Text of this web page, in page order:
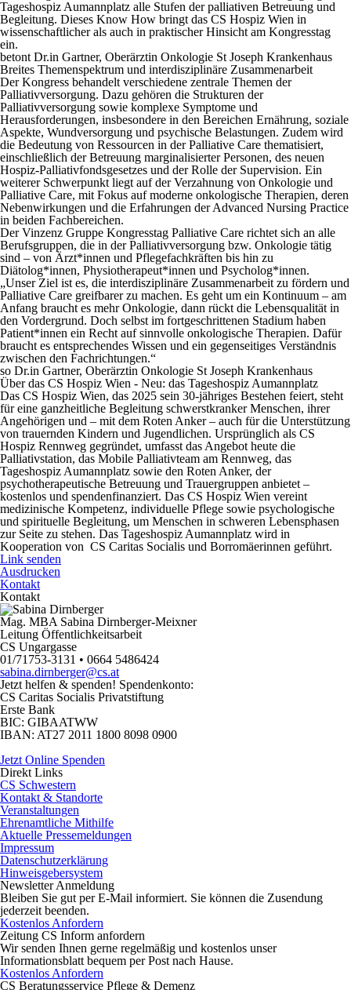
Tageshospiz Aumannplatz alle Stufen der palliativen Betreuung und
Begleitung. Dieses Know How bringt das CS Hospiz Wien in
wissenschaftlicher als auch in praktischer Hinsicht am Kongresstag
ein.
betont Dr.in Gartner, Oberärztin Onkologie St Joseph Krankenhaus
Breites Themenspektrum und interdisziplinäre Zusammenarbeit
Der Kongress behandelt verschiedene zentrale Themen der
Palliativversorgung. Dazu gehören die Strukturen der
Palliativversorgung sowie komplexe Symptome und
Herausforderungen, insbesondere in den Bereichen Ernährung, soziale
Aspekte, Wundversorgung und psychische Belastungen. Zudem wird
die Bedeutung von Ressourcen in der Palliative Care thematisiert,
einschließlich der Betreuung marginalisierter Personen, des neuen
Hospiz-Palliativfondsgesetzes und der Rolle der Supervision. Ein
weiterer Schwerpunkt liegt auf der Verzahnung von Onkologie und
Palliative Care, mit Fokus auf moderne onkologische Therapien, deren
Nebenwirkungen und die Erfahrungen der Advanced Nursing Practice
in beiden Fachbereichen.
Der Vinzenz Gruppe Kongresstag Palliative Care richtet sich an alle
Berufsgruppen, die in der Palliativversorgung bzw. Onkologie tätig
sind – von Ärzt*innen und Pflegefachkräften bis hin zu
Diätolog*innen, Physiotherapeut*innen und Psycholog*innen.
„Unser Ziel ist es, die interdisziplinäre Zusammenarbeit zu fördern und
Palliative Care greifbarer zu machen. Es geht um ein Kontinuum – am
Anfang braucht es mehr Onkologie, dann rückt die Lebensqualität in
den Vordergrund. Doch selbst im fortgeschrittenen Stadium haben
Patient*innen ein Recht auf sinnvolle onkologische Therapien. Dafür
braucht es entsprechendes Wissen und ein gegenseitiges Verständnis
zwischen den Fachrichtungen.“
so Dr.in Gartner, Oberärztin Onkologie St Joseph Krankenhaus
Über das CS Hospiz Wien - Neu: das Tageshospiz Aumannplatz
Das CS Hospiz Wien, das 2025 sein 30-jähriges Bestehen feiert, steht
für eine ganzheitliche Begleitung schwerstkranker Menschen, ihrer
Angehörigen und – mit dem Roten Anker – auch für die Unterstützung
von trauernden Kindern und Jugendlichen. Ursprünglich als CS
Hospiz Rennweg gegründet, umfasst das Angebot heute die
Palliativstation, das Mobile Palliativteam am Rennweg, das
Tageshospiz Aumannplatz sowie den Roten Anker, der
psychotherapeutische Betreuung und Trauergruppen anbietet –
kostenlos und spendenfinanziert. Das CS Hospiz Wien vereint
medizinische Kompetenz, individuelle Pflege sowie psychologische
und spirituelle Begleitung, um Menschen in schweren Lebensphasen
zur Seite zu stehen. Das Tageshospiz Aumannplatz wird in
Kooperation von CS Caritas Socialis und Borromäerinnen geführt.
Link senden
Ausdrucken
Kontakt
Kontakt
Mag. MBA Sabina Dirnberger-Meixner
Leitung Öffentlichkeitsarbeit
CS Ungargasse
01/71753-3131 • 0664 5486424
sabina.dirnberger@cs.at
Jetzt helfen & spenden! Spendenkonto:
CS Caritas Socialis Privatstiftung
Erste Bank
BIC: GIBAATWW
IBAN: AT27 2011 1800 8098 0900
Jetzt Online Spenden
Direkt Links
CS Schwestern
Kontakt & Standorte
Veranstaltungen
Ehrenamtliche Mithilfe
Aktuelle Pressemeldungen
Impressum
Datenschutzerklärung
Hinweisgebersystem
NewsletterAnmeldung
Bleiben Sie gut per E-Mail informiert. Sie können die Zusendung
jederzeit beenden.
Kostenlos Anfordern
Zeitung CS Inform anfordern
Wir senden Ihnen gerne regelmäßig und kostenlos unser
Informationsblatt bequem per Post nach Hause.
Kostenlos Anfordern
CS Beratungsservice Pflege & Demenz